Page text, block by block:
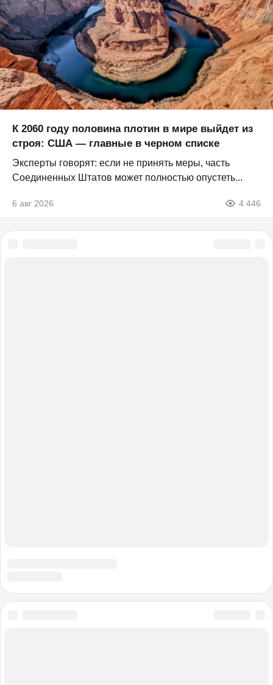
К 2060 году половина плотин в мире выйдет из
строя: США — главные в черном списке
Эксперты говорят: если не принять меры, часть
Соединенных Штатов может полностью опустеть...
6 авг 2026 4 446